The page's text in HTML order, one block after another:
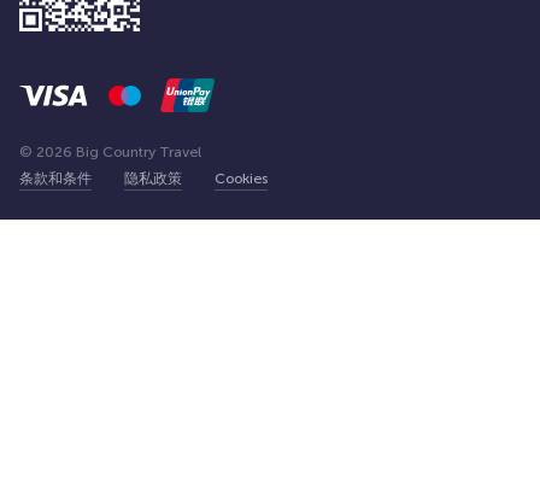
条款和条件 隐私政策 Cookies
© 2026 Big Country Travel